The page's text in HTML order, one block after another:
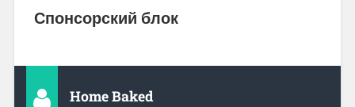
Спонсорский блок
Home Baked